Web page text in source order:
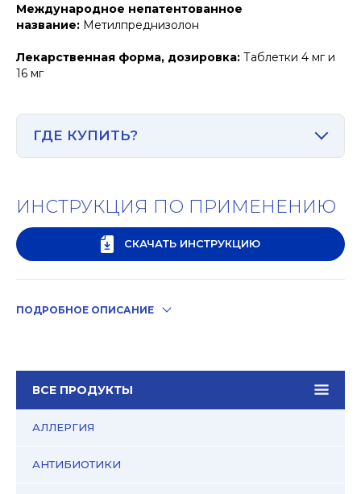
ВСЕ ПРОДУКТЫ
АЛЛЕРГИЯ
АНТИБИОТИКИ
Международное непатентованное
название: Метилпреднизолон
Лекарственная форма, дозировка: Таблетки 4 мг и
16 мг
ГДЕ КУПИТЬ?
ИНСТРУКЦИЯ ПО ПРИМЕНЕНИЮ
СКАЧАТЬ ИНСТРУКЦИЮ
ПОДРОБНОЕ ОПИСАНИЕ